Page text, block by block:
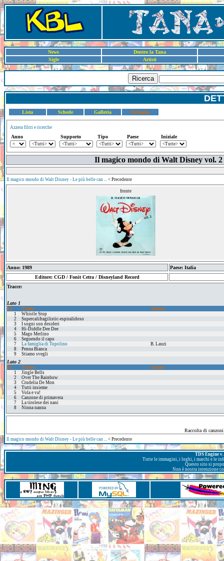
News
Dentro la Tana
Sigle
Artisti
Ricerca
Lista Schede Galleria Dettaglio
Azzera filtri e ricerche
Anno Supporto Tipo Paese Iniziale
Il magico mondo di Walt Disney vol.
Il magico mondo di Walt Disney - Le più belle can ... < Precedente
fronte
Anno: 1989
Paese: Italia
Editore: CGD / Fonit Cetra / Disneyland Record
Tracce:
Lato 1
Tr.
Titolo Autori
1
Whistle Stop
2
Supercalifragilistic-espiralidoso
3
I sogni son desideri
4
Hi-Diddle Dee Dee
5
Mago Merlino
6
Seguendo il capo
7
La famiglia di Topolino
B. Lauzi
8
Penna Bianca
9
Stiamo svegli
Lato 2
Tr.
Titolo Autori
1
Jingle Bells
2
Over The Rainbow
3
Crudelia De Mon
4
Tutti insieme
5
Vola e va!
6
Canzone di primavera
7
La tirolese dei nani
8
Ninna nanna
Raccolta di
Il magico mondo di Walt Disney - Le più belle can ... < Precedente
TDS Engine
Tutte le immagini, i loghi, i marchi e le
Questo sito si
Non è nostra intenzione